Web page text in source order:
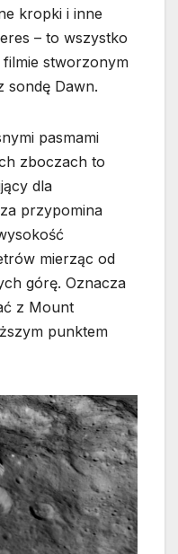
kropki i inne
– to wszystko
stworzonym
sondę Dawn.
pasmami
zboczach to
dla
przypomina
mierząc od
górę. Oznacza
z Mount
punktem